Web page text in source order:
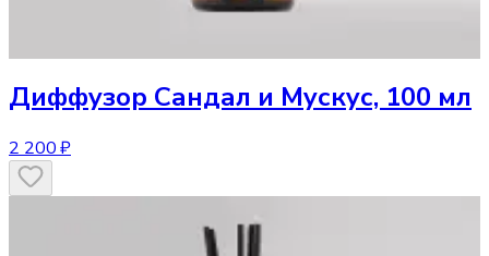
Диффузор Сандал и Мускус, 100 мл
2 200 ₽